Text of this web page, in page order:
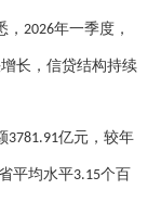
， 2026年一季度，
长，信贷结构持续
3781.91亿元，较年
平均水平3.15个百